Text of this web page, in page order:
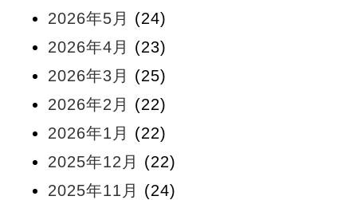
2026年5月
(24)
2026年4月
(23)
2026年3月
(25)
2026年2月
(22)
2026年1月
(22)
2025年12月
(22)
2025年11月
(24)